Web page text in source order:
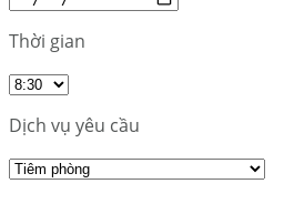
Thời gian
Dịch vụ yêu cầu